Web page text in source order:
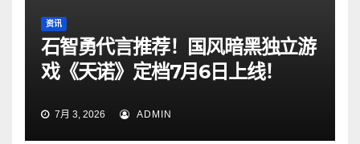
资讯
石智勇代言推荐！国风暗黑独立游
戏《天诺》定档7月6日上线！
7月 3, 2026 ADMIN